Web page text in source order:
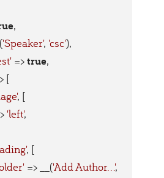
,
'Speaker', 'csc'),
=> true,
[
, [
'left',
, [
=> __('Add Author...'